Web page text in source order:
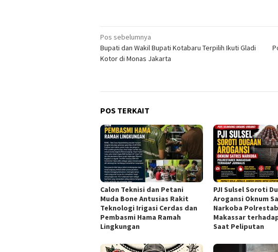
Navigasi
pos
Pos sebelumnya
Bupati dan Wakil Bupati Kotabaru Terpilih Ikuti Gladi
Kotor di Monas Jakarta
POS TERKAIT
Calon Teknisi dan Petani
Muda Bone Antusias Rakit
Teknologi Irigasi Cerdas dan
Pembasmi Hama Ramah
Lingkungan
PJI Sulsel Soroti
Arogansi Oknum
Narkoba
Makassar
Saat Peliputan